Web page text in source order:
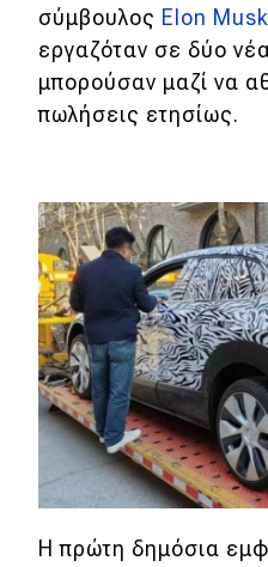
σύμβουλος Elon Musk
εργαζόταν σε δύο
μπορούσαν μαζί να
πωλήσεις ετησίως.
Η πρώτη δημόσια